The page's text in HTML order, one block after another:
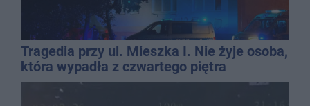
Tragedia przy ul. Mieszka I. Nie żyje osoba,
która wypadła z czwartego piętra